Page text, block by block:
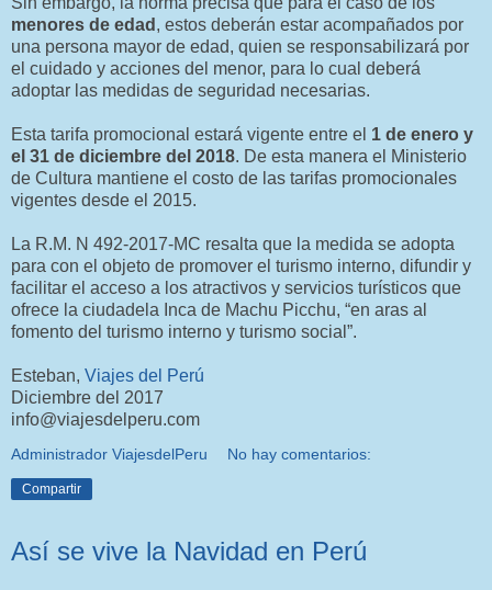
menores de edad , estos deberán estar acompañados por
una persona mayor de edad, quien se responsabilizará por
el cuidado y acciones del menor, para lo cual deberá
adoptar las medidas de seguridad necesarias.
Esta tarifa promocional estará vigente entre el 1 de enero y
el 31 de diciembre del 2018. De esta manera el Ministerio
de Cultura mantiene el costo de las tarifas promocionales
vigentes desde el 2015.
La R.M. N 492-2017-MC resalta que la medida se adopta
para con el objeto de promover el turismo interno, difundir y
facilitar el acceso a los atractivos y servicios turísticos que
ofrece la ciudadela Inca de Machu Picchu, “en aras al
fomento del turismo interno y turismo social”.
Esteban, Viajes del Perú
Diciembre del 2017
info@viajesdelperu.com
Administrador ViajesdelPeru No hay comentarios:
Compartir
Así se vive la Navidad en Perú